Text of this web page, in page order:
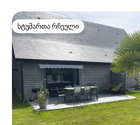
სტუმართა რჩეული
სტუმართა რჩეული